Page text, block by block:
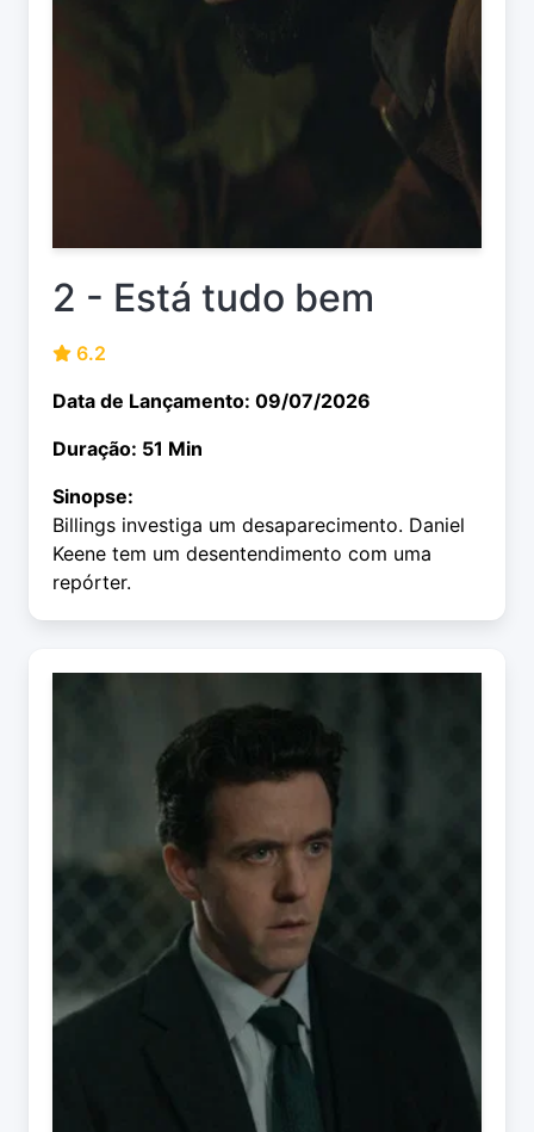
2 - Está tudo bem
6.2
Data de Lançamento: 09/07/2026
Duração: 51 Min
Sinopse:
Billings investiga um desaparecimento. Daniel
Keene tem um desentendimento com uma
repórter.